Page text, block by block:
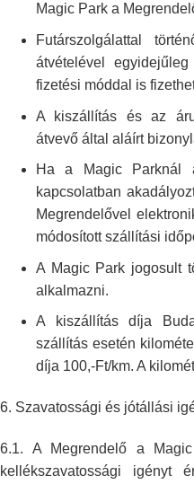
Magic Park a
Futárszolgálattal
átvételével
fizetési móddal is
A kiszállítás és az
átvevő által aláírt
Ha a Magic Parknál
kapcsolatban
Megrendelővel
módosított szállítási
A Magic Park jogosult
alkalmazni.
A kiszállítás díja
szállítás esetén
díja 100,-Ft/km. A
6. Szavatossági és jótállási
6.1. A Megrendelő a
kellékszavatossági igényt